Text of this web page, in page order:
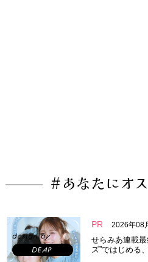
#あなたにオ
PR 2026年08
せらみあ連載
ズ”ではじめる